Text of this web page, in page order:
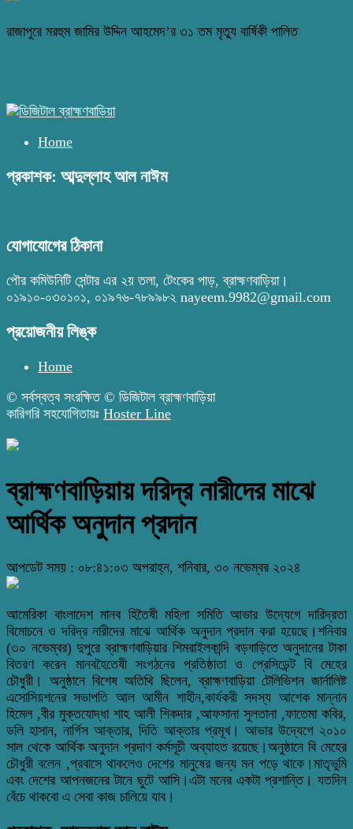
রাজাপুরে মরহুম জামির উদ্দিন আহমেদ’র ৩১ তম মৃত্যু বার্ষিকী পালিত
Home
প্রকাশক: আব্দুল্লাহ আল নাঈম
যোগাযোগের ঠিকানা
পৌর কমিউনিটি সেন্টার এর ২য় তলা, টেংকের পাড়, ব্রাহ্মণবাড়িয়া।
০১৯১০-০৩০১০১, ০১৯৭৬-৭৮৯৯৮২ nayeem.9982@gmail.com
প্রয়োজনীয় লিঙ্ক
Home
© সর্বস্বত্ব সংরক্ষিত © ডিজিটাল ব্রাহ্মণবাড়িয়া
কারিগরি সহযোগিতায়ঃ Hoster Line
ব্রাহ্মণবাড়িয়ায় দরিদ্র নারীদের মাঝে
আর্থিক অনুদান প্রদান
আপডেট সময় : ০৮:৪১:০৩ অপরাহ্ন, শনিবার, ৩০ নভেম্বর ২০২৪
আমেরিকা বাংলাদেশ মানব হিতৈষী মহিলা সমিতি আভার উদ্যেগে দারিদ্রতা
বিমোচনে ও দরিদ্র নারীদের মাঝে আর্থিক অনুদান প্রদান করা হয়েছে।শনিবার
(৩০ নভেম্বর) দুপুরে ব্রাহ্মণবাড়িয়ার শিমরাইলকান্দি বড়বাড়িতে অনুদানের টাকা
বিতরণ করেন মানবহৈতেষী সংগঠনের প্রতিষ্ঠাতা ও প্রেসিডেন্ট বি মেহের
চৌধুরী। অনুষ্ঠানে বিশেষ অতিথি ছিলেন, ব্রাহ্মণবাড়িয়া টেলিভিশন জার্নালিষ্ট
এসোসিয়শনের সভাপতি আল আমীন শাহীন,কার্যকরী সদস্য আশেক মান্নান
হিমেল ,বীর মুক্তযোদ্ধা শাহ আলী শিকদার ,আফসানা সুলতানা ,ফাতেমা কবির,
ডলি হাসান, নার্গিস আক্তার, দিতি আক্তার প্রমূখ। আভার উদ্যেগে ২০১০
সাল থেকে আর্থিক অনুদান প্রদাণ কর্মসূচী অব্যাহত রয়েছে।অনুষ্ঠানে বি মেহের
চৌধুরী বলেন ,প্রবাসে থাকলেও দেশের মানুষের জন্য মন পড়ে থাকে।মাতৃভুমি
এবং দেশের আপনজনের টানে ছুটে আসি।এটা মনের একটা প্রশান্তি। যতদিন
বেঁচে থাকবো এ সেবা কাজ চালিয়ে যাব।